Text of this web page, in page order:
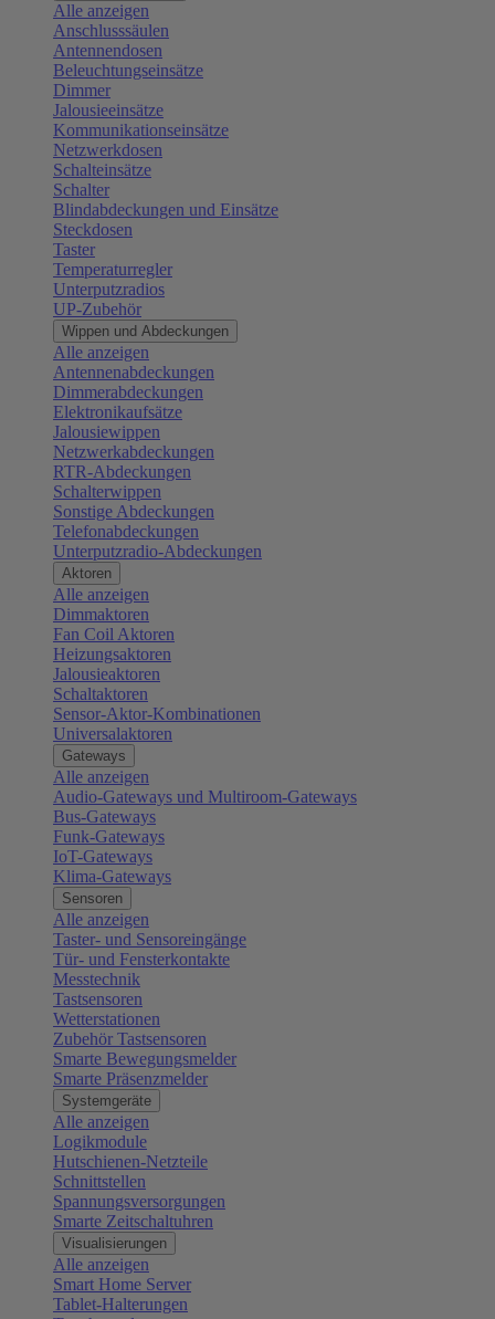
Alle anzeigen
Anschlusssäulen
Antennendosen
Beleuchtungseinsätze
Dimmer
Jalousieeinsätze
Kommunikationseinsätze
Netzwerkdosen
Schalteinsätze
Schalter
Blindabdeckungen und Einsätze
Steckdosen
Taster
Temperaturregler
Unterputzradios
UP-Zubehör
Wippen und Abdeckungen
Alle anzeigen
Antennenabdeckungen
Dimmerabdeckungen
Elektronikaufsätze
Jalousiewippen
Netzwerkabdeckungen
RTR-Abdeckungen
Schalterwippen
Sonstige Abdeckungen
Telefonabdeckungen
Unterputzradio-Abdeckungen
Aktoren
Alle anzeigen
Dimmaktoren
Fan Coil Aktoren
Heizungsaktoren
Jalousieaktoren
Schaltaktoren
Sensor-Aktor-Kombinationen
Universalaktoren
Gateways
Alle anzeigen
Audio-Gateways und Multiroom-Gateways
Bus-Gateways
Funk-Gateways
IoT-Gateways
Klima-Gateways
Sensoren
Alle anzeigen
Taster- und Sensoreingänge
Tür- und Fensterkontakte
Messtechnik
Tastsensoren
Wetterstationen
Zubehör Tastsensoren
Smarte Bewegungsmelder
Smarte Präsenzmelder
Systemgeräte
Alle anzeigen
Logikmodule
Hutschienen-Netzteile
Schnittstellen
Spannungsversorgungen
Smarte Zeitschaltuhren
Visualisierungen
Alle anzeigen
Smart Home Server
Tablet-Halterungen